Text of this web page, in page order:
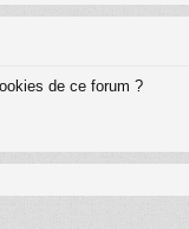
de ce forum ?